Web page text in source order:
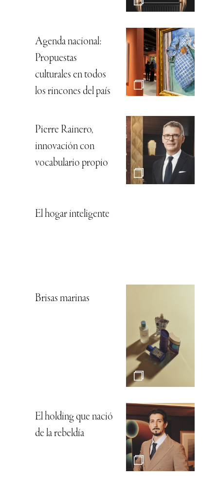
Agenda nacional:
Propuestas
culturales en todos
los rincones del país
Pierre Rainero,
innovación con
vocabulario propio
El hogar inteligente
Brisas marinas
El holding que nació
de la rebeldía